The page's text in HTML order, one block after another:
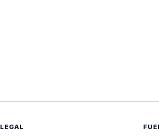
LEGAL